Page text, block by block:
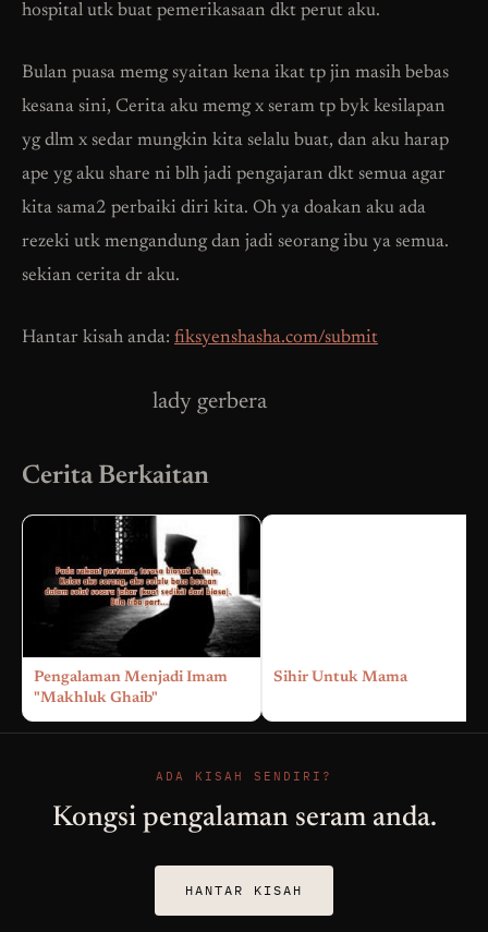
hospital utk buat pemerikasaan dkt perut aku.
Bulan puasa memg syaitan kena ikat tp jin masih bebas
kesana sini, Cerita aku memg x seram tp byk kesilapan
yg dlm x sedar mungkin kita selalu buat, dan aku harap
ape yg aku share ni blh jadi pengajaran dkt semua agar
kita sama2 perbaiki diri kita. Oh ya doakan aku ada
rezeki utk mengandung dan jadi seorang ibu ya semua.
sekian cerita dr aku.
Hantar kisah anda: fiksyenshasha.com/submit
lady gerbera
Cerita Berkaitan
Pengalaman Menjadi Imam
"Makhluk Ghaib"
Sihir Untuk Mama
ADA KISAH SENDIRI?
Kongsi pengalaman seram anda.
HANTAR KISAH